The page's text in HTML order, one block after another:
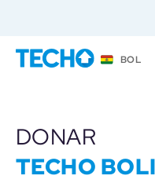
BOL
DONAR
TECHO